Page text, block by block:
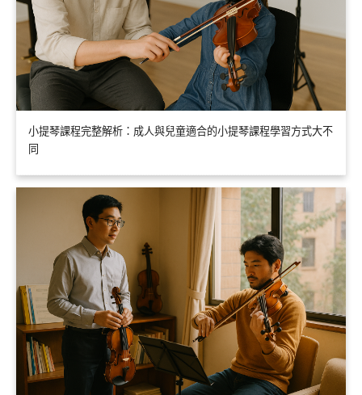
小提琴課程完整解析：成人與兒童適合的小提琴課程學習方式大不
同